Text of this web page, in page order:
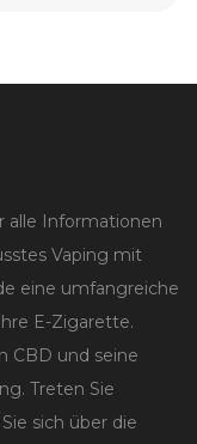
alle Informationen
Vaping mit
eine umfangreiche
E-Zigarette.
CBD und seine
Treten Sie
sich über die